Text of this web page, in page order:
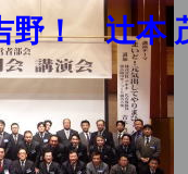
野！ 辻本